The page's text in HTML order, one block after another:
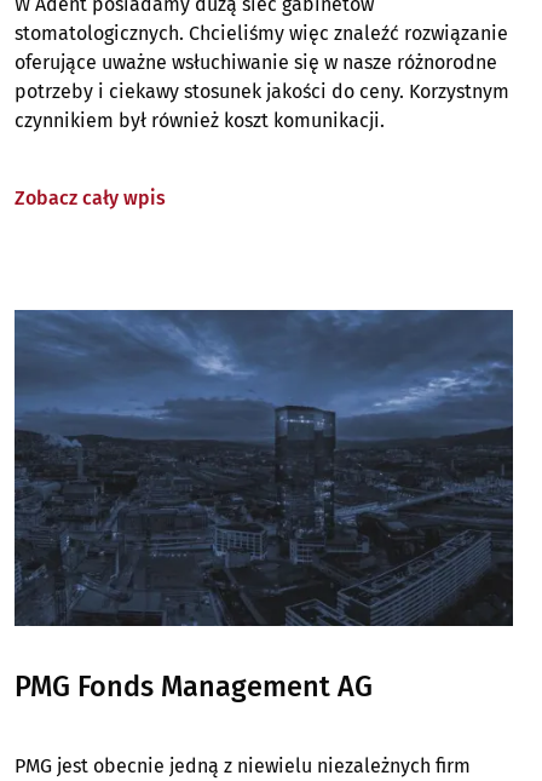
stomatologicznych. Chcieliśmy więc znaleźć rozwiązanie
oferujące uważne wsłuchiwanie się w nasze różnorodne
potrzeby i ciekawy stosunek jakości do ceny. Korzystnym
czynnikiem był również koszt komunikacji.
Zobacz cały wpis
Image
PMG Fonds Management AG
PMG jest obecnie jedną z niewielu niezależnych firm